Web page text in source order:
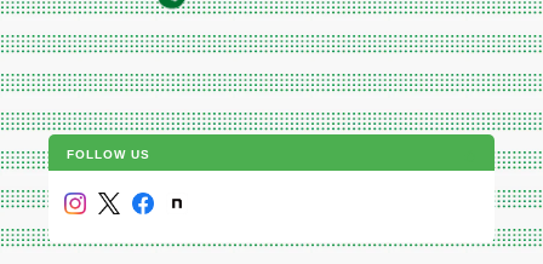
FOLLOW US